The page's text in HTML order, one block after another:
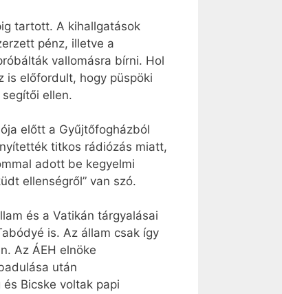
tartott. A kihallgatások
pénz, illetve a
vallomásra bírni. Hol
is előfordult, hogy püspöki
ellen.
előtt a Gyűjtőfogházból
titkos rádiózás miatt,
adott be kegyelmi
ellenségről” van szó.
és a Vatikán tárgyalásai
is. Az állam csak így
Az ÁEH elnöke
után
Bicske voltak papi